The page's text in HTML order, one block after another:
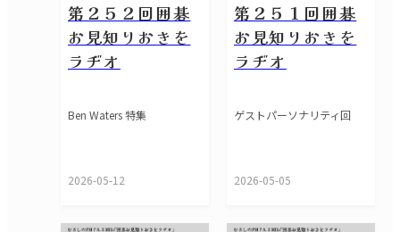
第２５２回囲碁
お見知りおきを
ラヂオ
Ben Waters 特集
2026-05-12
第２５１回囲碁
お見知りおきを
ラヂオ
ゲストパーソナリティ回
2026-05-05